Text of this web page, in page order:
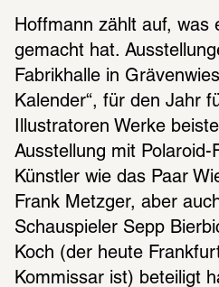
Hoffmann zählt auf, was
gemacht hat.
Fabrikhalle in
Kalender“, für den Jahr
Illustratoren Werke
Ausstellung mit Polaroid-
Künstler wie das Paar
Frank Metzger, aber
Schauspieler Sepp
Koch (der heute
Kommissar ist) beteiligt